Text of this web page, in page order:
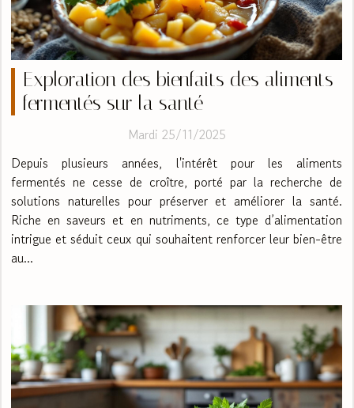
Exploration des bienfaits des aliments
fermentés sur la santé
Mardi 25/11/2025
Depuis plusieurs années, l'intérêt pour les aliments
fermentés ne cesse de croître, porté par la recherche de
solutions naturelles pour préserver et améliorer la santé.
Riche en saveurs et en nutriments, ce type d’alimentation
intrigue et séduit ceux qui souhaitent renforcer leur bien-être
au...